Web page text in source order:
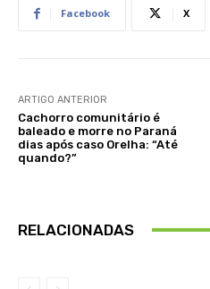
Facebook X
ARTIGO ANTERIOR
Cachorro comunitário é
baleado e morre no Paraná
dias após caso Orelha: “Até
quando?”
RELACIONADAS